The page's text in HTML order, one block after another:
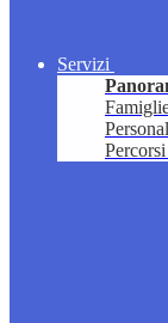
Servizi